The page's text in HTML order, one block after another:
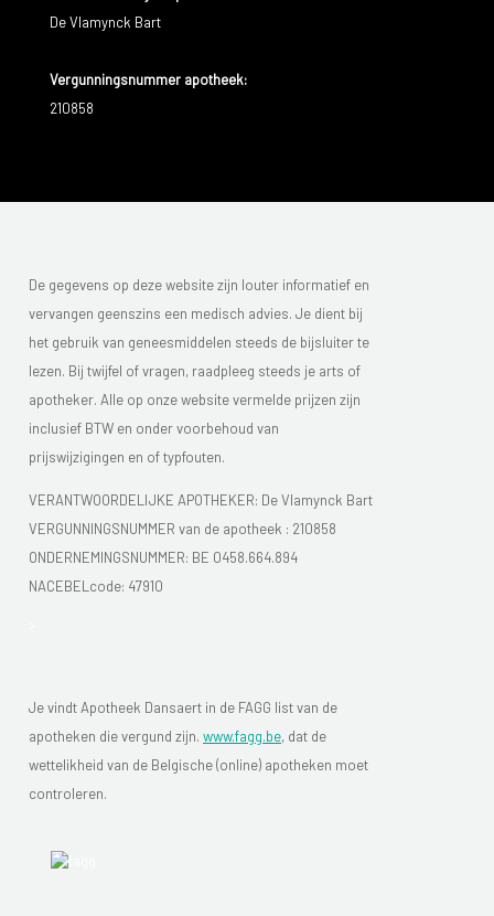
De Vlamynck Bart
Vergunningsnummer apotheek:
210858
De gegevens op deze website zijn louter informatief en
vervangen geenszins een medisch advies. Je dient bij
het gebruik van geneesmiddelen steeds de bijsluiter te
lezen. Bij twijfel of vragen, raadpleeg steeds je arts of
apotheker. Alle op onze website vermelde prijzen zijn
inclusief BTW en onder voorbehoud van
prijswijzigingen en of typfouten.
VERANTWOORDELIJKE APOTHEKER: De Vlamynck Bart
VERGUNNINGSNUMMER van de apotheek : 210858
ONDERNEMINGSNUMMER: BE 0458.664.894
NACEBELcode: 47910
Je vindt Apotheek Dansaert in de FAGG list van de
apotheken die vergund zijn. www.fagg.be, dat de
wettelikheid van de Belgische (online) apotheken moet
controleren.